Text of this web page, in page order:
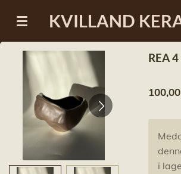
huvudinnehållet
KVILLAND
REA 4
i